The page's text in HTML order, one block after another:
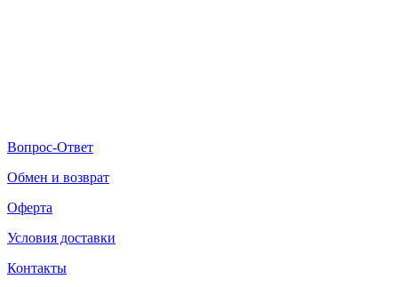
Вопрос-Ответ
Обмен и возврат
Оферта
Условия доставки
Контакты